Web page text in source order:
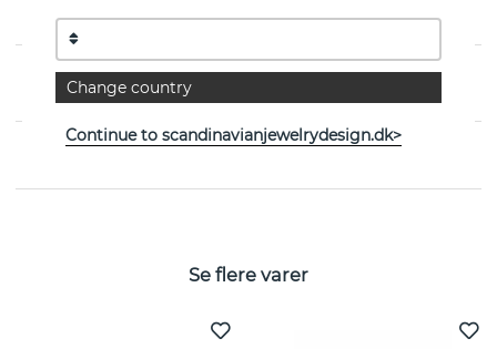
Twist er en ring i sterlingsølv fra svenske Efva Attling
EGENSKABER
Se flere varer
Change country
Continue to scandinavianjewelrydesign.dk>